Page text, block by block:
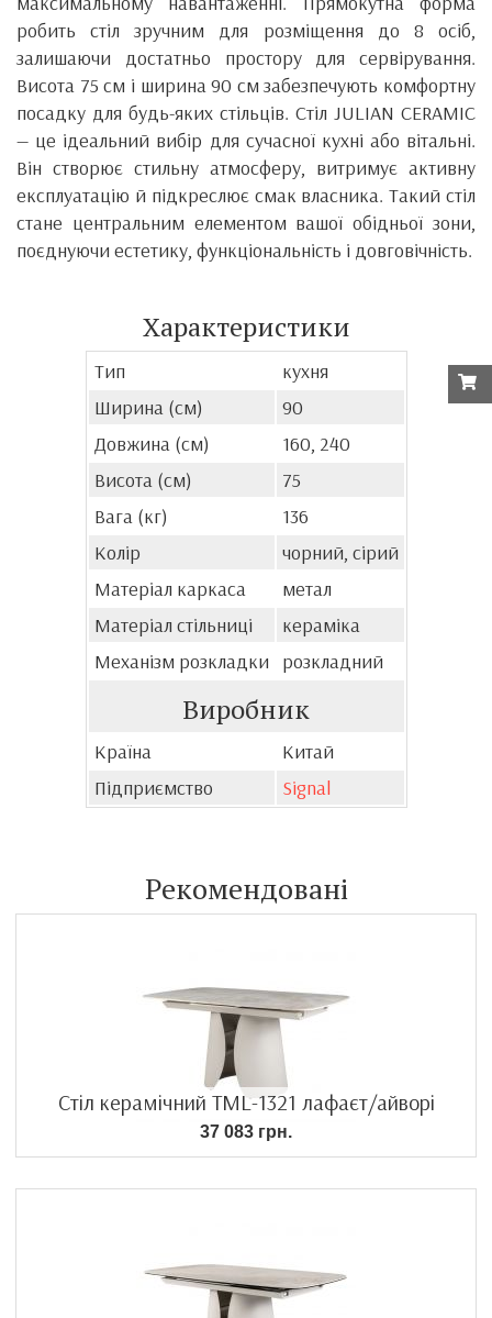
робить стіл зручним для розміщення до 8 осіб,
залишаючи достатньо простору для сервірування.
Висота 75 см і ширина 90 см забезпечують комфортну
посадку для будь-яких стільців. Стіл JULIAN CERAMIC
— це ідеальний вибір для сучасної кухні або вітальні.
Він створює стильну атмосферу, витримує активну
експлуатацію й підкреслює смак власника. Такий стіл
стане центральним елементом вашої обідньої зони,
поєднуючи естетику, функціональність і довговічність.
Характеристики
Тип
кухня
Ширина (см)
90
Довжина (см)
160, 240
Висота (см)
75
Вага (кг)
136
Колір
чорний, сірий
Матеріал каркаса
метал
Матеріал стільниці
кераміка
Механізм розкладки
розкладний
Виробник
Країна
Китай
Підприємство
Signal
Рекомендовані
Стіл керамічний TML-1321 лафаєт/айворі
37 083 грн.